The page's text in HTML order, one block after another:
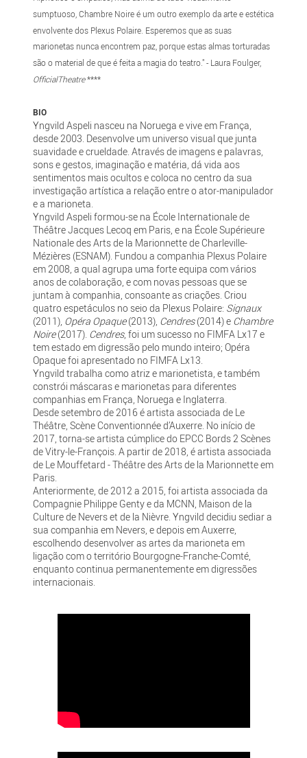
sumptuoso, Chambre Noire é um outro exemplo da arte e estética
envolvente dos Plexus Polaire. Esperemos que as suas
marionetas nunca encontrem paz, porque estas almas torturadas
são o material de que é feita a magia do teatro." - Laura Foulger,
OfficialTheatre****
BIO
Yngvild Aspeli nasceu na Noruega e vive em França,
desde 2003. Desenvolve um universo visual que junta
suavidade e crueldade. Através de imagens e palavras,
sons e gestos, imaginação e matéria, dá vida aos
sentimentos mais ocultos e coloca no centro da sua
investigação artística a relação entre o ator-manipulador
e a marioneta.
Yngvild Aspeli formou-se na École Internationale de
Théâtre Jacques Lecoq em Paris, e na École Supérieure
Nationale des Arts de la Marionnette de Charleville-
Mézières (ESNAM). Fundou a companhia Plexus Polaire
em 2008, a qual agrupa uma forte equipa com vários
anos de colaboração, e com novas pessoas que se
juntam à companhia, consoante as criações. Criou
quatro espetáculos no seio da Plexus Polaire: Signaux
(2011), Opéra Opaque(2013), Cendres(2014) e Chambre
Noire(2017). Cendres, foi um sucesso no FIMFA Lx17 e
tem estado em digressão pelo mundo inteiro; Opéra
Opaque foi apresentado no FIMFA Lx13.
Yngvild trabalha como atriz e marionetista, e também
constrói máscaras e marionetas para diferentes
companhias em França, Noruega e Inglaterra.
Desde setembro de 2016 é artista associada de Le
Théâtre, Scène Conventionnée d’Auxerre. No início de
2017, torna-se artista cúmplice do EPCC Bords 2 Scènes
de Vitry-le-François. A partir de 2018, é artista associada
de Le Mouffetard - Théâtre des Arts de la Marionnette em
Paris.
Anteriormente, de 2012 a 2015, foi artista associada da
Compagnie Philippe Genty e da MCNN, Maison de la
Culture de Nevers et de la Nièvre. Yngvild decidiu sediar a
sua companhia em Nevers, e depois em Auxerre,
escolhendo desenvolver as artes da marioneta em
ligação com o território Bourgogne-Franche-Comté,
enquanto continua permanentemente em digressões
internacionais.